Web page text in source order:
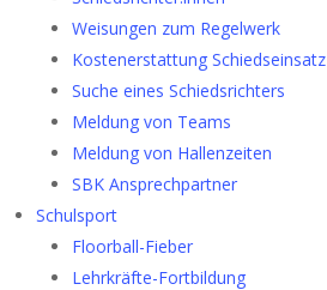
Weisungen zum Regelwerk
Kostenerstattung Schiedseinsatz
Suche eines Schiedsrichters
Meldung von Teams
Meldung von Hallenzeiten
SBK Ansprechpartner
Schulsport
Floorball-Fieber
Lehrkräfte-Fortbildung